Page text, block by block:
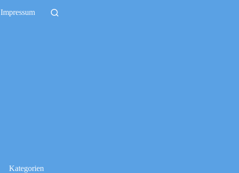
Impressum
Kategorien